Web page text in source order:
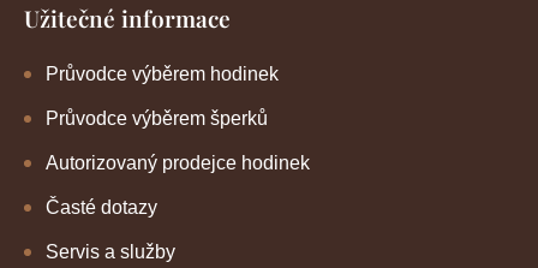
Užitečné informace
Průvodce výběrem hodinek
Průvodce výběrem šperků
Autorizovaný prodejce hodinek
Časté dotazy
Servis a služby